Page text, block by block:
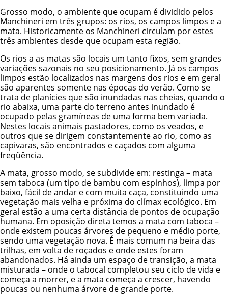
Grosso modo, o ambiente que ocupam é dividido pelos
Manchineri em três grupos: os rios, os campos limpos e a
mata. Historicamente os Manchineri circulam por estes
três ambientes desde que ocupam esta região.
Os rios a as matas são locais um tanto fixos, sem grandes
variações sazonais no seu posicionamento. Já os campos
limpos estão localizados nas margens dos rios e em geral
são aparentes somente nas épocas do verão. Como se
trata de planícies que são inundadas nas cheias, quando o
rio abaixa, uma parte do terreno antes inundado é
ocupado pelas gramíneas de uma forma bem variada.
Nestes locais animais pastadores, como os veados, e
outros que se dirigem constantemente ao rio, como as
capivaras, são encontrados e caçados com alguma
freqüência.
A mata, grosso modo, se subdivide em: restinga – mata
sem taboca (um tipo de bambu com espinhos), limpa por
baixo, fácil de andar e com muita caça, constituindo uma
vegetação mais velha e próxima do clímax ecológico. Em
geral estão a uma certa distância de pontos de ocupação
humana. Em oposição direta temos a mata com taboca –
onde existem poucas árvores de pequeno e médio porte,
sendo uma vegetação nova. É mais comum na beira das
trilhas, em volta de roçados e onde estes foram
abandonados. Há ainda um espaço de transição, a mata
misturada – onde o tabocal completou seu ciclo de vida e
começa a morrer, e a mata começa a crescer, havendo
poucas ou nenhuma árvore de grande porte.